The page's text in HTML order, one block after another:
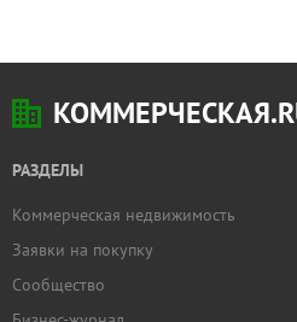
РАЗДЕЛЫ
Коммерческая недвижимость
Заявки на покупку
Сообщество